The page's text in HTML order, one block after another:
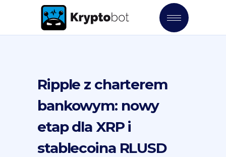
Ripple z charterem
bankowym: nowy
etap dla XRP i
stablecoina RLUSD